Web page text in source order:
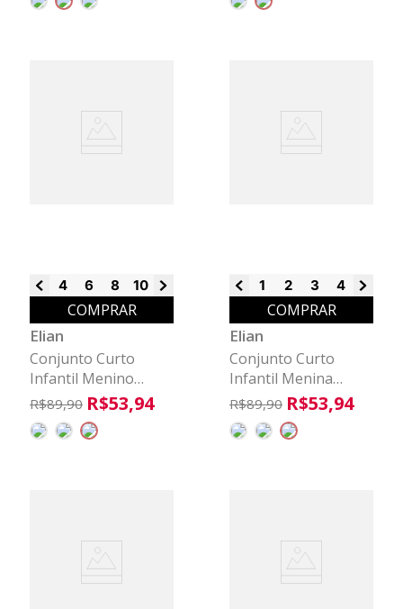
4 6 8 10 12
COMPRAR
Elian
Conjunto Curto
Infantil Menino
Tubarão Elian
Marrom
R$89,90 R$53,94
1 2 3 4 6
COMPRAR
Elian
Conjunto Curto
Infantil Menina
Bloom Elian Rosa
R$89,90 R$53,94